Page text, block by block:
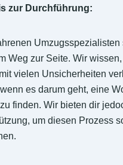
zur Durchführung:
Umzugsspezialisten
Weg zur Seite. Wir
vielen Unsicherheiten
es darum geht, eine
finden. Wir bieten dir
um diesen Prozess